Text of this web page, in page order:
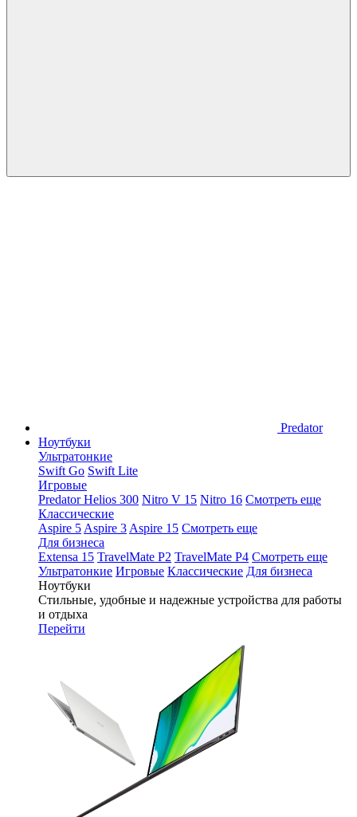
Predator
Ноутбуки
Ультратонкие
Swift Go Swift Lite
Игровые
Predator Helios 300 Nitro V 15 Nitro 16 Смотреть еще
Классические
Aspire 5 Aspire 3 Aspire 15 Смотреть еще
Для бизнеса
Extensa 15 TravelMate P2 TravelMate P4 Смотреть еще
Ультратонкие Игровые Классические Для бизнеса
Ноутбуки
Стильные, удобные и надежные устройства для работы
и отдыха
Перейти